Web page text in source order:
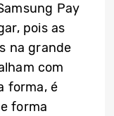
Pay
pois as
na grande
com
forma, é
forma